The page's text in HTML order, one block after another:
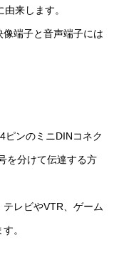
由来します。
端子と音声端子には
4ピンのミニDINコネク
を分けて伝達する方
テレビやVTR 、ゲーム
。